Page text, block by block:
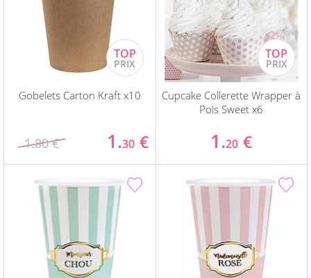
Gobelets Carton Kraft x10
1.80 € 1.30 €
Cupcake Collerette Wrapper à
Pois Sweet x6
1.20 €